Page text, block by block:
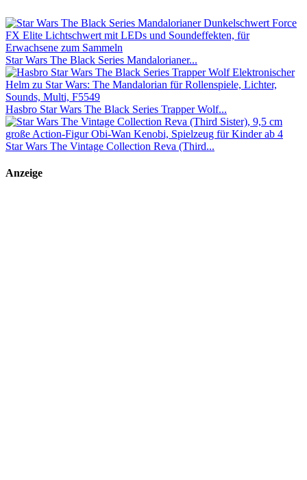
Star Wars The Black Series Mandalorianer...
Hasbro Star Wars The Black Series Trapper Wolf...
Star Wars The Vintage Collection Reva (Third...
Anzeige